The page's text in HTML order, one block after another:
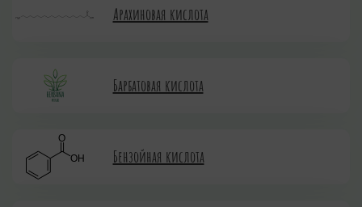
Арахиновая кислота
Барбатовая кислота
Бензойная кислота